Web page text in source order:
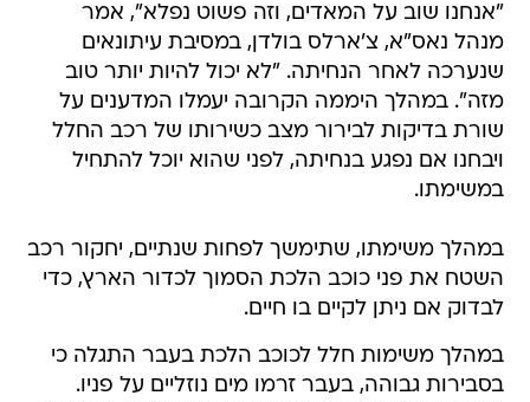
"אנחנו שוב על המאדים, וזה פשוט נפלא", אמר
מנהל נאס"א, צ'ארלס בולדן, במסיבת עיתונאים
שנערכה לאחר הנחיתה. "לא יכול להיות יותר טוב
מזה". במהלך היממה הקרובה יעמלו המדענים על
שורת בדיקות לבירור מצב כשירותו של רכב החלל
ויבחנו אם נפגע בנחיתה, לפני שהוא יוכל להתחיל
במשימתו.
במהלך משימתו, שתימשך לפחות שנתיים, יחקור רכב
השטח את פני כוכב הלכת הסמוך לכדור הארץ, כדי
לבדוק אם ניתן לקיים בו חיים.
במהלך משימות חלל לכוכב הלכת בעבר התגלה כי
בסבירות גבוהה, בעבר זרמו מים נוזליים על פניו.